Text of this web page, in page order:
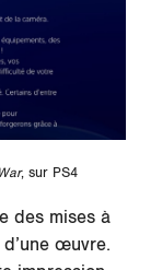
, sur PS4
des mises à
œuvre.